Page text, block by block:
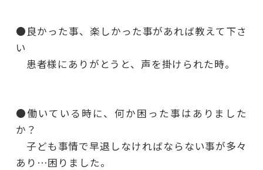
●良かった事、楽しかった事があれば教えて下さ
い
患者様にありがとうと、声を掛けられた時。
●働いている時に、何か困った事はありました
か？
子ども事情で早退しなければならない事が多々
あり…困りました。